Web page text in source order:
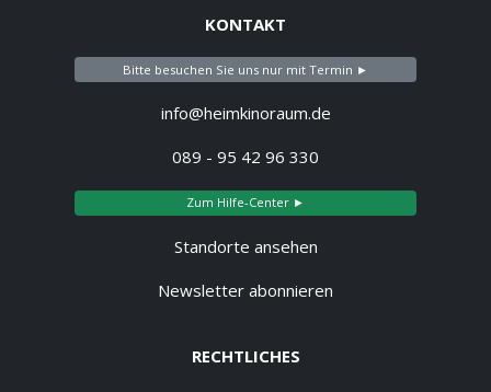
KONTAKT
Bitte besuchen Sie uns nur mit Termin ►
info@heimkinoraum.de
089 - 95 42 96 330
Zum Hilfe-Center ►
Standorte ansehen
Newsletter abonnieren
RECHTLICHES